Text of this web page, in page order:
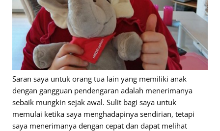
Saran saya untuk orang tua lain yang memiliki anak
dengan gangguan pendengaran adalah menerimanya
sebaik mungkin sejak awal. Sulit bagi saya untuk
memulai ketika saya menghadapinya sendirian, tetapi
saya menerimanya dengan cepat dan dapat melihat